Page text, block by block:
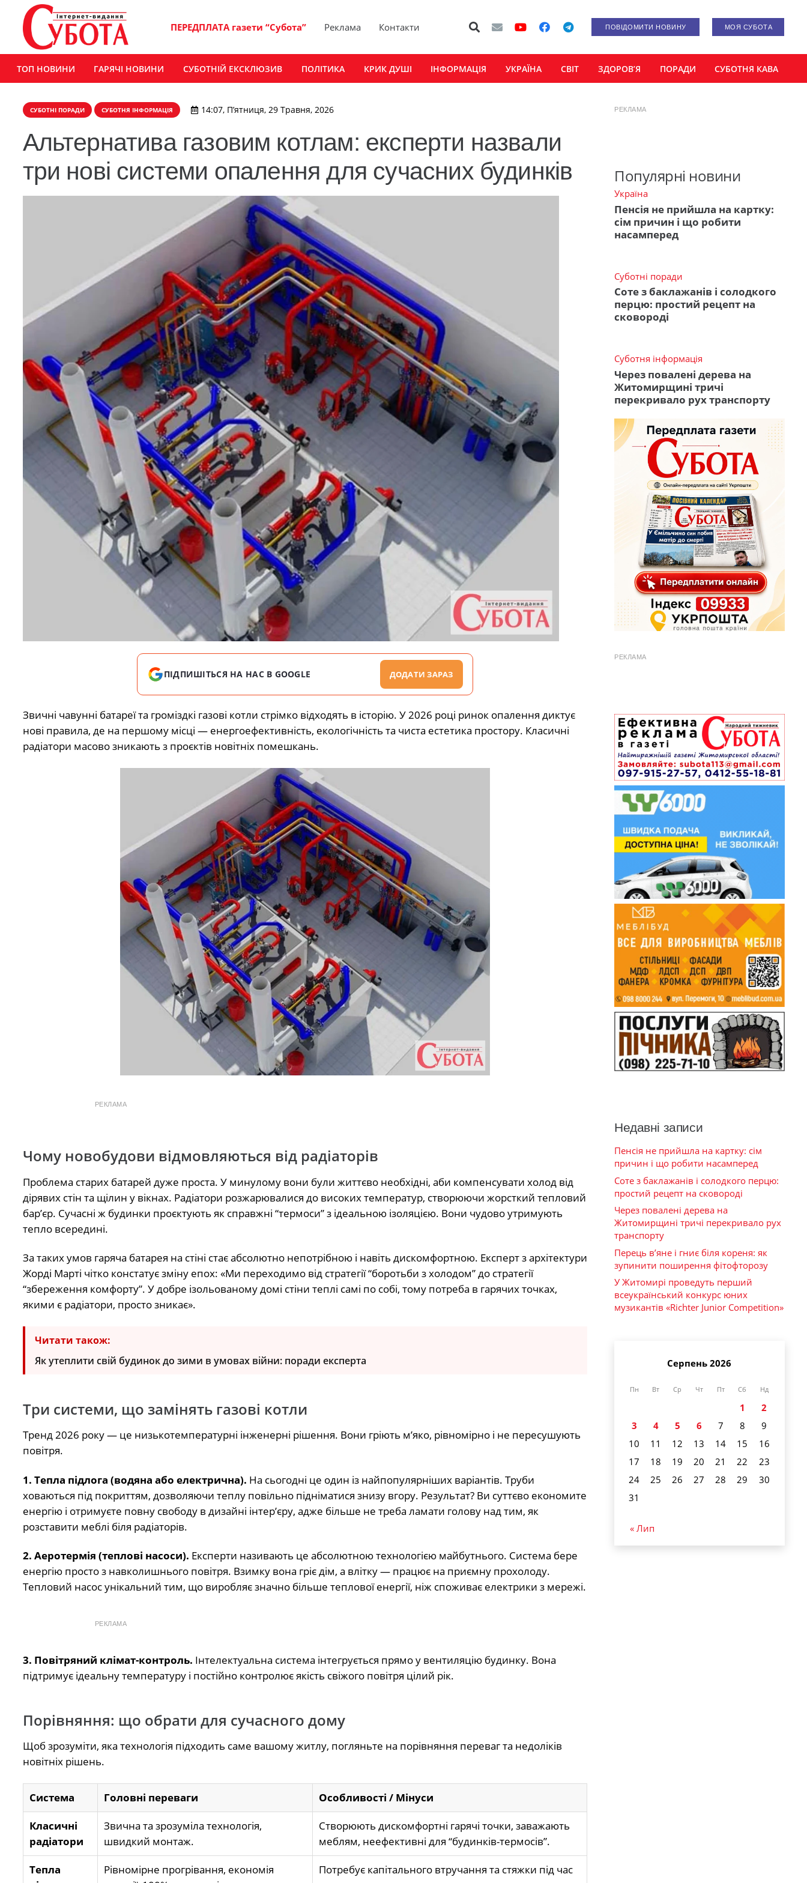
ПЕРЕДПЛАТА газети “Субота” Реклама Контакти ПОВІДОМИТИ НОВИНУ МОЯ СУБОТА
ТОП НОВИНИ ГАРЯЧІ НОВИНИ СУБОТНІЙ ЕКСКЛЮЗИВ ПОЛІТИКА КРИК ДУШІ ІНФОРМАЦІЯ УКРАЇНА СВІТ ЗДОРОВ’Я ПОРАДИ СУБОТНЯ КАВА
СУБОТНІ ПОРАДИ СУБОТНЯ ІНФОРМАЦІЯ 14:07, П’ятниця, 29 Травня, 2026
Альтернатива газовим котлам: експерти назвали
три нові системи опалення для сучасних будинків
ПІДПИШІТЬСЯ НА НАС В GOOGLE ДОДАТИ ЗАРАЗ
Звичні чавунні батареї та громіздкі газові котли стрімко відходять в історію. У 2026 році ринок опалення диктує
нові правила, де на першому місці — енергоефективність, екологічність та чиста естетика простору. Класичні
радіатори масово зникають з проєктів новітніх помешкань.
РЕКЛАМА
Чому новобудови відмовляються від радіаторів
Проблема старих батарей дуже проста. У минулому вони були життєво необхідні, аби компенсувати холод від
дірявих стін та щілин у вікнах. Радіатори розжарювалися до високих температур, створюючи жорсткий тепловий
бар’єр. Сучасні ж будинки проєктують як справжні “термоси” з ідеальною ізоляцією. Вони чудово утримують
тепло всередині.
За таких умов гаряча батарея на стіні стає абсолютно непотрібною і навіть дискомфортною. Експерт з архітектури
Жорді Марті чітко констатує зміну епох: «Ми переходимо від стратегії “боротьби з холодом” до стратегії
“збереження комфорту”. У добре ізольованому домі стіни теплі самі по собі, тому потреба в гарячих точках,
якими є радіатори, просто зникає».
Читати також:
Як утеплити свій будинок до зими в умовах війни: поради експерта
Три системи, що замінять газові котли
Тренд 2026 року — це низькотемпературні інженерні рішення. Вони гріють м’яко, рівномірно і не пересушують
повітря.
1. Тепла підлога (водяна або електрична). На сьогодні це один із найпопулярніших варіантів. Труби
ховаються під покриттям, дозволяючи теплу повільно підніматися знизу вгору. Результат? Ви суттєво економите
енергію і отримуєте повну свободу в дизайні інтер’єру, адже більше не треба ламати голову над тим, як
розставити меблі біля радіаторів.
2. Аеротермія (теплові насоси). Експерти називають це абсолютною технологією майбутнього. Система бере
енергію просто з навколишнього повітря. Взимку вона гріє дім, а влітку — працює на приємну прохолоду.
Тепловий насос унікальний тим, що виробляє значно більше теплової енергії, ніж споживає електрики з мережі.
РЕКЛАМА
3. Повітряний клімат-контроль. Інтелектуальна система інтегрується прямо у вентиляцію будинку. Вона
підтримує ідеальну температуру і постійно контролює якість свіжого повітря цілий рік.
Порівняння: що обрати для сучасного дому
Щоб зрозуміти, яка технологія підходить саме вашому житлу, погляньте на порівняння переваг та недоліків
новітніх рішень.
Система Головні переваги Особливості / Мінуси
Класичні
радіатори
Звична та зрозуміла технологія,
швидкий монтаж.
Створюють дискомфортні гарячі точки, заважають
меблям, неефективні для “будинків-термосів”.
Тепла
Рівномірне прогрівання, економія
Потребує капітального втручання та стяжки під час
РЕКЛАМА
Популярні новини
Україна
Пенсія не прийшла на картку:
сім причин і що робити
насамперед
Суботні поради
Соте з баклажанів і солодкого
перцю: простий рецепт на
сковороді
Суботня інформація
Через повалені дерева на
Житомирщині тричі
перекривало рух транспорту
РЕКЛАМА
Недавні записи
Пенсія не прийшла на картку: сім
причин і що робити насамперед
Соте з баклажанів і солодкого перцю:
простий рецепт на сковороді
Через повалені дерева на
Житомирщині тричі перекривало рух
транспорту
Перець в’яне і гниє біля кореня: як
зупинити поширення фітофторозу
У Житомирі проведуть перший
всеукраїнський конкурс юних
музикантів «Richter Junior Competition»
Серпень 2026
Пн Вт Ср Чт Пт Сб Нд
1
2
3
4 5 6 7 8
9
10
11 12 13 14 15
16
17
18 19 20 21 22
23
24
25 26 27 28 29
30
31
« Лип